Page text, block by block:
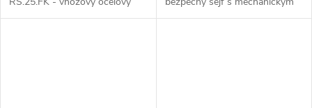
sejf s mechanickým zámkem.
zámkem pro uložení peněz,...